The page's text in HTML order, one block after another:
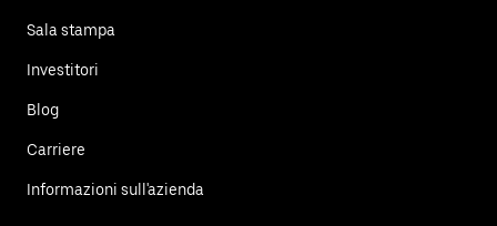
Sala stampa
Investitori
Blog
Carriere
Informazioni sull'azienda